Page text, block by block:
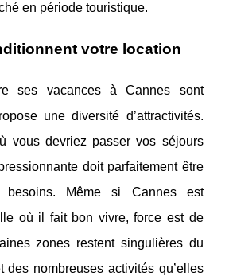
en période touristique.
votre location
ses vacances à Cannes sont
une diversité d’attractivités.
vous devriez passer vos séjours
doit parfaitement être
Même si Cannes est
où il fait bon vivre, force est de
zones restent singulières du
des nombreuses activités qu’elles